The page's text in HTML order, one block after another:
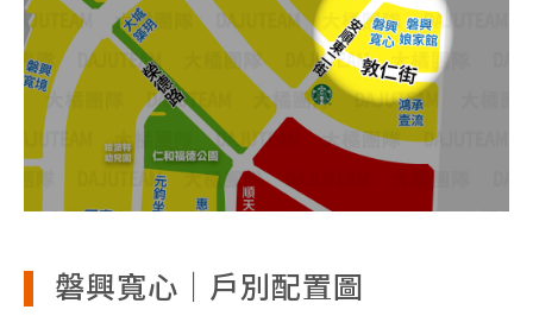
磐興寬心｜戶別配置圖